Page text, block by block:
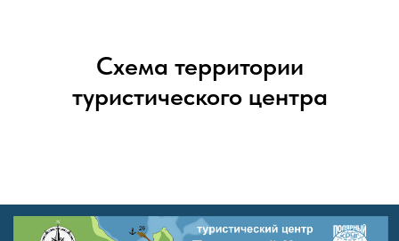
Схема территории
туристического центра